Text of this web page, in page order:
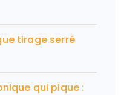
tirage serré
qui pique :